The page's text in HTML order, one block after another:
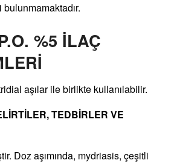
%5 İLAÇ
aşılar ile birlikte kullanılabilir.
TEDBİRLER VE
Doz aşımında, mydriasis, çeşitli